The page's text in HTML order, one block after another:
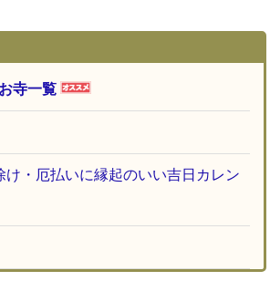
寺一覧
け・厄払いに縁起のいい吉日カレン